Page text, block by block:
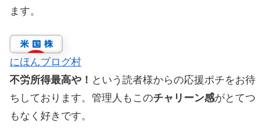
ます。
にほんブログ村
不労所得最高や！ という読者様からの応援ポチをお待
ちしております。管理人もこのチャリーン感がとてつ
もなく好きです。